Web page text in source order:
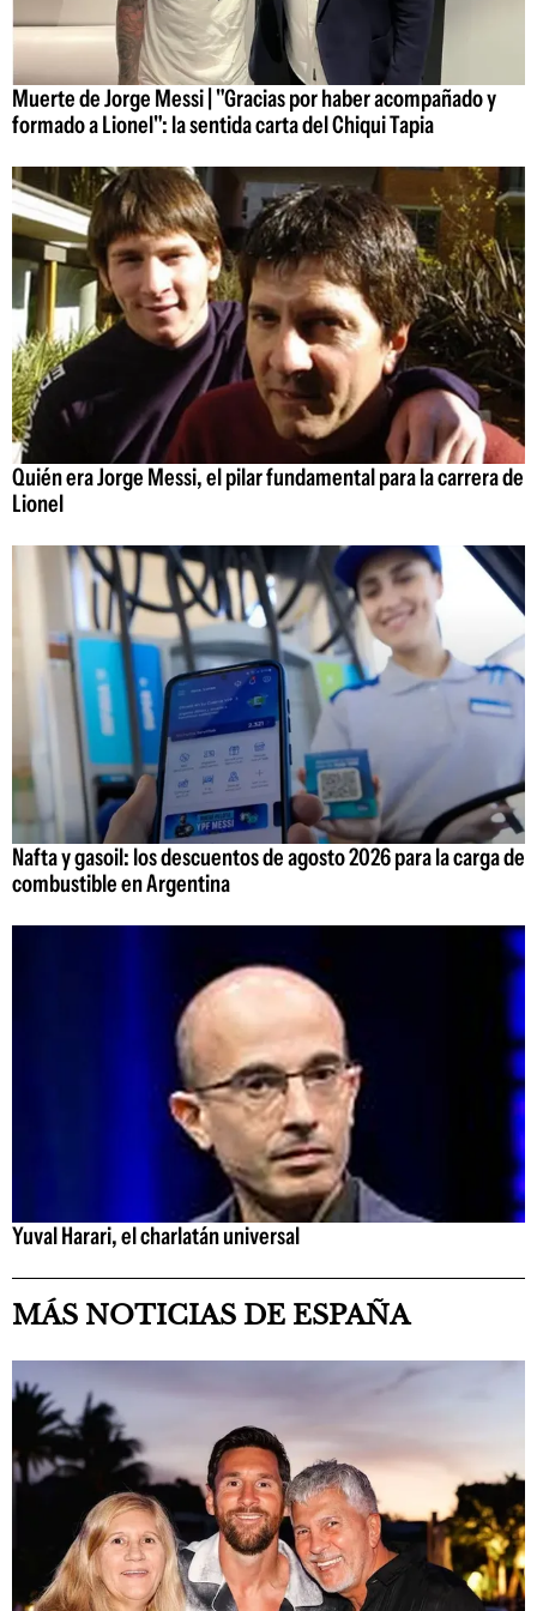
Muerte de Jorge Messi | "Gracias por haber acompañado y
formado a Lionel": la sentida carta del Chiqui Tapia
Quién era Jorge Messi, el pilar fundamental para la carrera de
Lionel
Nafta y gasoil: los descuentos de agosto 2026 para la carga de
combustible en Argentina
Yuval Harari, el charlatán universal
MÁS NOTICIAS DE ESPAÑA